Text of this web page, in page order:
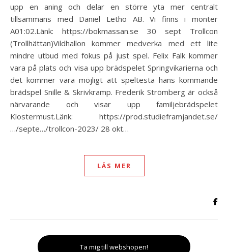
upp en aning och delar en större yta mer centralt
tillsammans med Daniel Letho AB. Vi finns i monter
A01:02.Länk: https://bokmassan.se 30 sept Trollcon
(Trollhättan)Vildhallon kommer medverka med ett lite
mindre utbud med fokus på just spel. Felix Falk kommer
vara på plats och visa upp brädspelet Springvikarierna och
det kommer vara möjligt att speltesta hans kommande
brädspel Snille & Skrivkramp. Frederik Strömberg är också
närvarande och visar upp familjebrädspelet
Klostermust.Länk: https://prod.studieframjandet.se/
…/septe…/trollcon-2023/ 28 okt…
LÄS MER
Ta mig till webshopen!